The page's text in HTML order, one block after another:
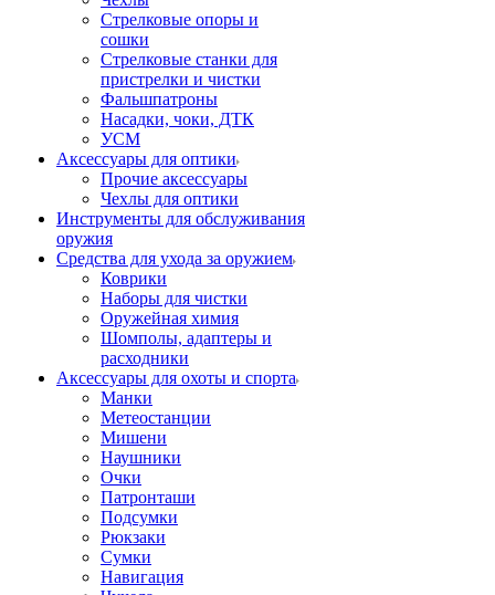
Стрелковые опоры и
сошки
Стрелковые станки для
пристрелки и чистки
Фальшпатроны
Насадки, чоки, ДТК
УСМ
Аксессуары для оптики
Прочие аксессуары
Чехлы для оптики
Инструменты для обслуживания
оружия
Средства для ухода за оружием
Коврики
Наборы для чистки
Оружейная химия
Шомполы, адаптеры и
расходники
Аксессуары для охоты и спорта
Манки
Метеостанции
Мишени
Наушники
Очки
Патронташи
Подсумки
Рюкзаки
Сумки
Навигация